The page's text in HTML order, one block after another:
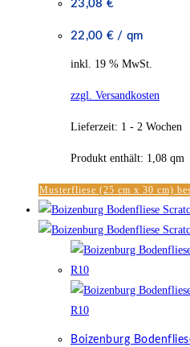
23,08 €
22,00 € /qm
inkl. 19 % MwSt.
zzgl. Versandkosten
Lieferzeit: 1 - 2 Wochen
Produkt enthält: 1,08 qm
Musterfliese (25 cm x 30 cm)
Boizenburg